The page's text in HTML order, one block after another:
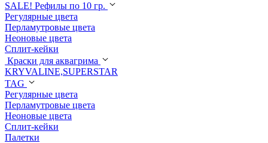
SALE! Рефилы по 10 гр.
Регулярные цвета
Перламутровые цвета
Неоновые цвета
Сплит-кейки
Краски для аквагрима
KRYVALINE,SUPERSTAR
TAG
Регулярные цвета
Перламутровые цвета
Неоновые цвета
Сплит-кейки
Палетки